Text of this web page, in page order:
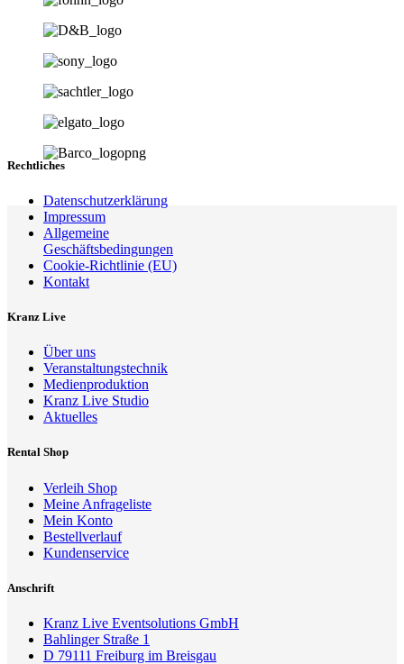
Rechtliches
Datenschutzerklärung
Impressum
Allgemeine
Geschäftsbedingungen
Cookie-Richtlinie (EU)
Kontakt
Kranz Live
Über uns
Veranstaltungstechnik
Medienproduktion
Kranz Live Studio
Aktuelles
Rental Shop
Verleih Shop
Meine Anfrageliste
Mein Konto
Bestellverlauf
Kundenservice
Anschrift
Kranz Live Eventsolutions GmbH
Bahlinger Straße 1
D 79111 Freiburg im Breisgau